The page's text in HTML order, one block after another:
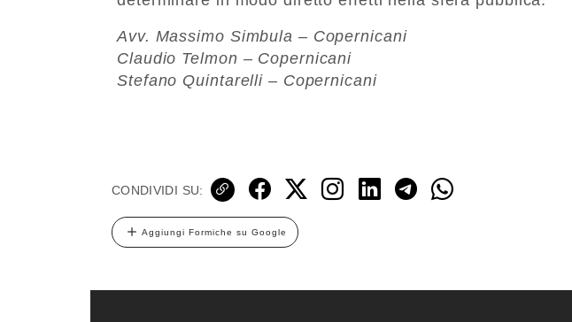
Avv. Massimo Simbula – Copernicani
Claudio Telmon – Copernicani
Stefano Quintarelli – Copernicani
CONDIVIDI SU:
Aggiungi Formiche su Google